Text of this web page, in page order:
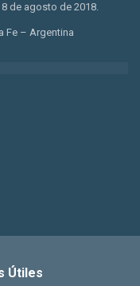
de agosto de 2018.
Fe – Argentina
Útiles